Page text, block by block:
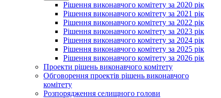
Рішення виконавчого комітету за 2020 рік
Рішення виконавчого комітету за 2021 рік
Рішення виконавчого комітету за 2022 рік
Рішення виконавчого комітету за 2023 рік
Рішення виконавчого комітету за 2024 рік
Рішення виконавчого комітету за 2025 рік
Рішення виконавчого комітету за 2026 рік
Проекти рішень виконавчого комітету
Обговорення проектів рішень виконавчого
комітету
Розпорядження селищного голови